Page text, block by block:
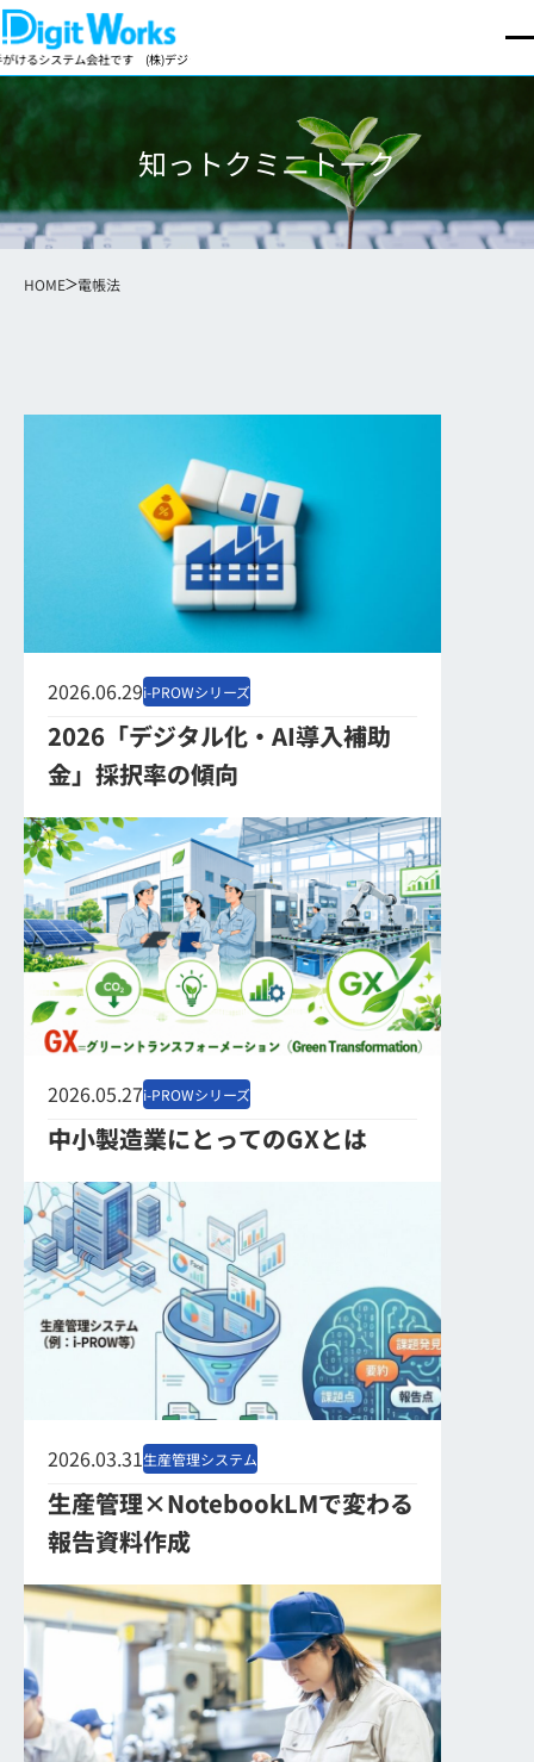
(株)デジットワークスは製造業向け基幹業務パッケージの開発・販売を手がけるシ
ム会社です
知っトクミニトーク
HOME 電帳法
2026.06.29i-PROWシリーズ
2026「デジタル化・AI導入補助
金」採択率の傾向
2026.05.27i-PROWシリーズ
中小製造業にとってのGXとは
2026.03.31生産管理システム
生産管理×NotebookLMで変わる
報告資料作成